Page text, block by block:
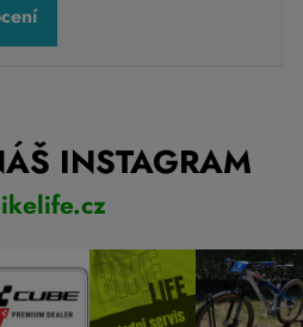
INSTAGRAM